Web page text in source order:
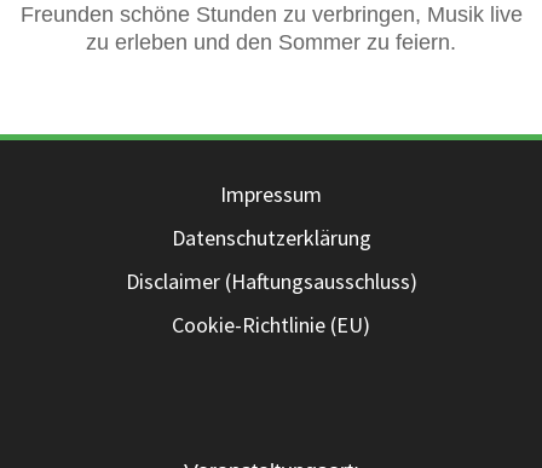
Freunden schöne Stunden zu verbringen, Musik live
zu erleben und den Sommer zu feiern.
Impressum
Datenschutzerklärung
Disclaimer (Haftungsausschluss)
Cookie-Richtlinie (EU)